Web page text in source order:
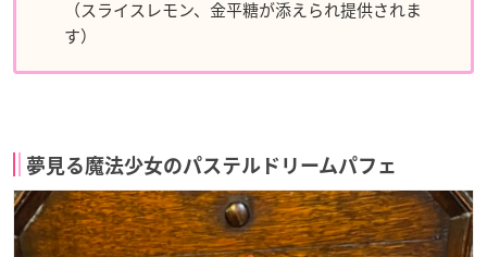
（スライスレモン、金平糖が添えられ提供されま
す）
夢見る魔法少女のパステルドリームパフェ